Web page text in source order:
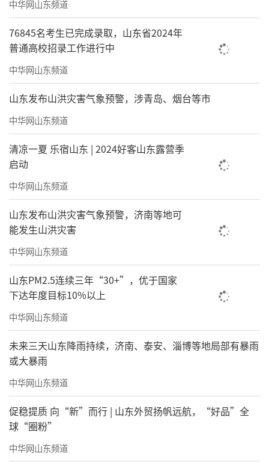
中华网山东频道
76845名考生已完成录取，山东省2024年
普通高校招录工作进行中
中华网山东频道
山东发布山洪灾害气象预警，涉青岛、烟台等市
中华网山东频道
清凉一夏 乐宿山东 | 2024好客山东露营季
启动
中华网山东频道
山东发布山洪灾害气象预警，济南等地可
能发生山洪灾害
中华网山东频道
山东PM2.5连续三年“30+”，优于国家
下达年度目标10%以上
中华网山东频道
未来三天山东降雨持续，济南、泰安、淄博等地局部有暴雨
或大暴雨
中华网山东频道
促稳提质 向“新”而行 | 山东外贸扬帆远航，“好品”全
球“圈粉”
中华网山东频道